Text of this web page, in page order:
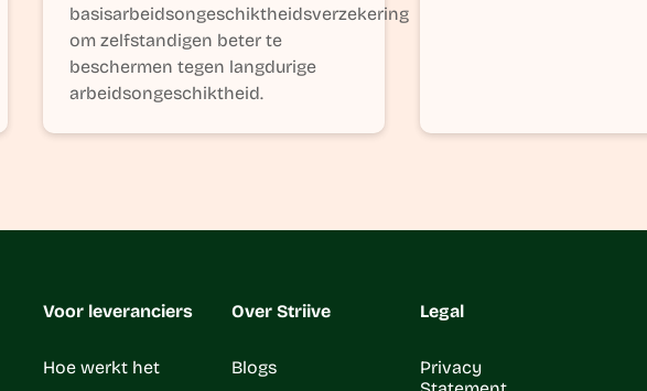
basisarbeidsongeschiktheidsverzekering
om zelfstandigen beter te
beschermen tegen langdurige
arbeidsongeschiktheid.
Voor leveranciers
Hoe werkt het
Over Striive
Blogs
Legal
Privacy